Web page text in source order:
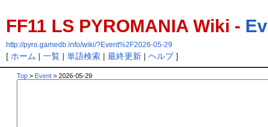
FF11 LS PYROMANIA Wiki -
http://pyro.gamedb.info/wiki/?Event%2F2026-05-29
[ ホーム | 一覧| 単語検索| 最終更新| ヘルプ]
Top > Event > 2026-05-29